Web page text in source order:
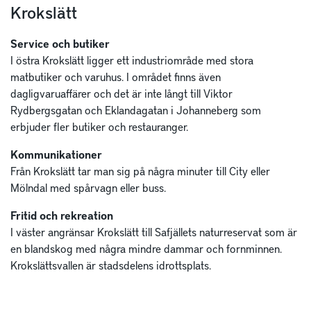
Krokslätt
Service och butiker
I östra Krokslätt ligger ett industriområde med stora
matbutiker och varuhus. I området finns även
dagligvaruaffärer och det är inte långt till Viktor
Rydbergsgatan och Eklandagatan i Johanneberg som
erbjuder fler butiker och restauranger.
Kommunikationer
Från Krokslätt tar man sig på några minuter till City eller
Mölndal med spårvagn eller buss.
Fritid och rekreation
I väster angränsar Krokslätt till Safjällets naturreservat som är
en blandskog med några mindre dammar och fornminnen.
Krokslättsvallen är stadsdelens idrottsplats.